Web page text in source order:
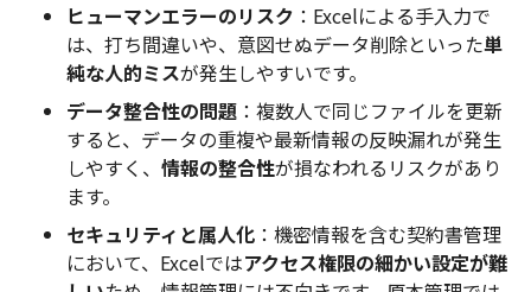
ヒューマンエラーのリスク ：Excelによる手入力で
は、打ち間違いや、意図せぬデータ削除といった単
純な人的ミスが発生しやすいです。
データ整合性の問題 ：複数人で同じファイルを更新
すると、データの重複や最新情報の反映漏れが発生
しやすく、 情報の整合性が損なわれるリスクがあり
ます。
セキュリティと属人化 ：機密情報を含む契約書管理
において、Excelではアクセス権限の細かい設定が難